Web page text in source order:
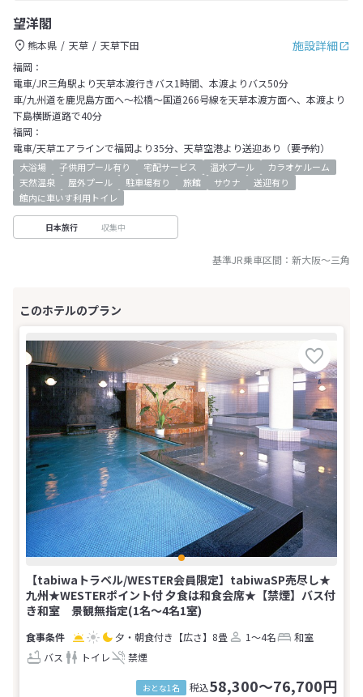
望洋閣
施設詳細
熊本県 天草
天草下田
福岡：
電車/JR三角駅より天草本渡行きバス1時間、本渡よりバス50分
車/九州道を鹿児島方面へ～松橋～国道266号線を天草本渡方面へ、本渡より
下島横断道路で40分
福岡：
電車/天草エアラインで福岡より35分、天草空港より送迎あり（要予約）
大浴場 子供用プール有り 宅配サービス 温水プール
カラオケルーム
天然温泉
屋外プール 駐車場有り 旅館 サウナ
送迎有り
館内に車いす利用トイレ
日本旅行 収集中
基準JR乗車区間： 新大阪～三角
【tabiwaトラベル/WESTER会員限定】tabiwaSP売尽し★
九州★WESTERポイント付 夕食は和食会席★【禁煙】バス付
き和室 景観無指定(1名～4名1室)
夕・朝食付き 【広さ】8畳 1～4名
和室
バス
トイレ 禁煙
おとな1名 税込58,300～76,700円